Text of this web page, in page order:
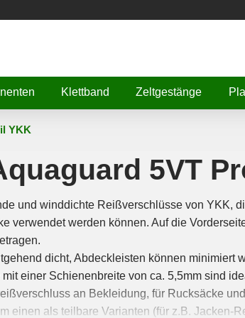
Klettband Zeltgestänge
YKK
5VT
und winddichte Reißverschlüsse von YKK,
verwendet werden können. Auf die
dicht, Abdeckleisten können minimiert
einer Schienenbreite von ca. 5,5mm sind
an Bekleidung, für Rucksäcke
einen als teilbare Varianten (für z.B. Jacken-